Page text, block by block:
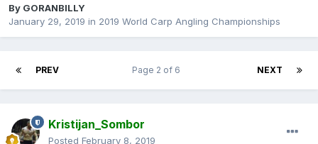
By GORANBILLY
January 29, 2019 in 2019 World Carp Angling Championships
PREV NEXT
Page 2 of 6
Kristijan_Sombor
Posted February 8, 2019